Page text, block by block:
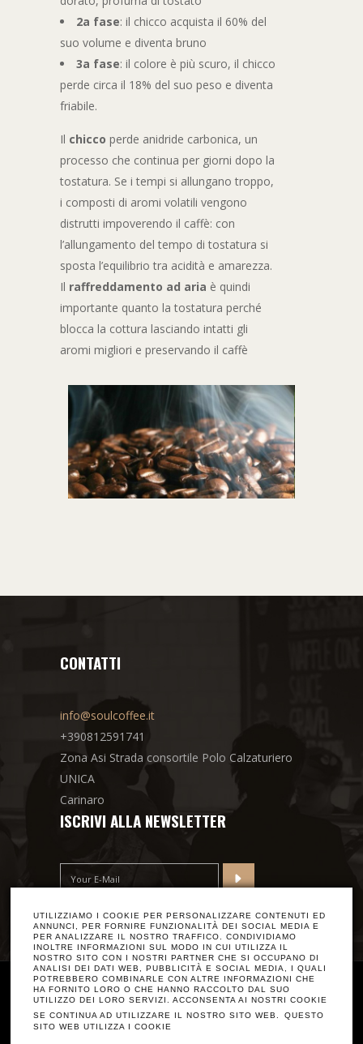
2a fase: il chicco acquista il 60% del
suo volume e diventa bruno
3a fase: il colore è più scuro, il chicco
perde circa il 18% del suo peso e diventa
friabile.
Il chicco perde anidride carbonica, un
processo che continua per giorni dopo la
tostatura. Se i tempi si allungano troppo,
i composti di aromi volatili vengono
distrutti impoverendo il caffè: con
l’allungamento del tempo di tostatura si
sposta l’equilibrio tra acidità e amarezza.
Il raffreddamento ad aria è quindi
importante quanto la tostatura perché
blocca la cottura lasciando intatti gli
aromi migliori e preservando il caffè
CONTATTI
info@soulcoffee.it
+390812591741
Zona Asi Strada consortile Polo Calzaturiero
UNICA
Carinaro
ISCRIVI ALLA NEWSLETTER
SoulCoffee.it by Lollo coffee srl P.iva
08291581216
UTILIZZIAMO I COOKIE PER PERSONALIZZARE CONTENUTI ED
ANNUNCI, PER FORNIRE FUNZIONALITÀ DEI SOCIAL MEDIA E
PER ANALIZZARE IL NOSTRO TRAFFICO. CONDIVIDIAMO
INOLTRE INFORMAZIONI SUL MODO IN CUI UTILIZZA IL
NOSTRO SITO CON I NOSTRI PARTNER CHE SI OCCUPANO DI
ANALISI DEI DATI WEB, PUBBLICITÀ E SOCIAL MEDIA, I QUALI
POTREBBERO COMBINARLE CON ALTRE INFORMAZIONI CHE
HA FORNITO LORO O CHE HANNO RACCOLTO DAL SUO
UTILIZZO DEI LORO SERVIZI. ACCONSENTA AI NOSTRI COOKIE
SE CONTINUA AD UTILIZZARE IL NOSTRO SITO WEB.
QUESTO
SITO WEB UTILIZZA I COOKIE